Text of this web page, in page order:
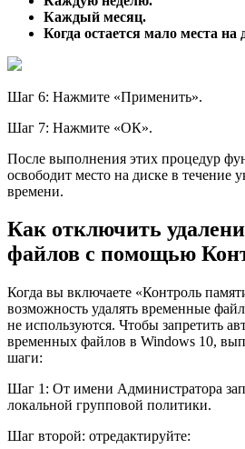
Каждый месяц.
Когда остается мало места на
Шаг 6: Нажмите «Применить».
Шаг 7: Нажмите «ОК».
После выполнения этих процедур
освободит место на диске в течение
времени.
Как отключить
файлов с помощью
Когда вы включаете «Контроль
возможность удалять временные
не используются. Чтобы запретить
временных файлов в Windows 10,
шаги:
Шаг 1: От имени Администратора
локальной групповой политики.
Шаг второй: отредактируйте: